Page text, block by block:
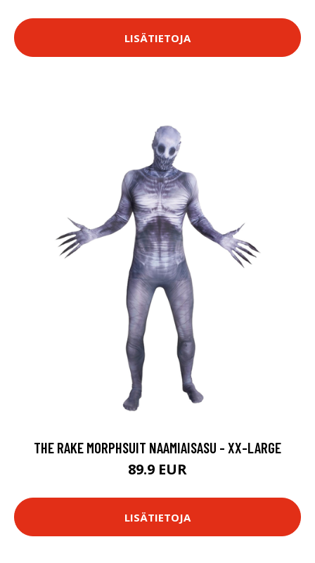
LISÄTIETOJA
THE RAKE MORPHSUIT NAAMIAISASU - XX-LARGE
89.9 EUR
LISÄTIETOJA